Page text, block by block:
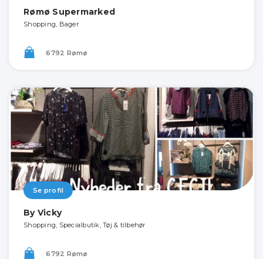
Rømø Supermarked
Shopping, Bager
6792 Rømø
Se profil
By Vicky
Shopping, Specialbutik, Tøj & tilbehør
6792 Rømø